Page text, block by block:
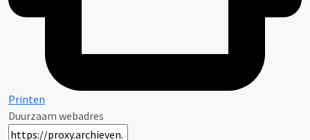
Printen
Duurzaam webadres